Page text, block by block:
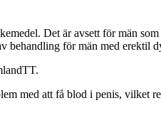
Det är avsett för män
behandling för män med erektil
med att få blod i penis, vilket